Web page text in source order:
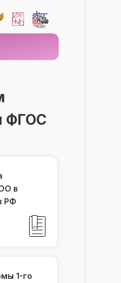
ФГОС
в
РФ
1-го